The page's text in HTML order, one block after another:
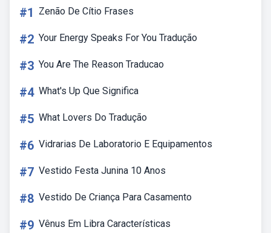
#1 Zenão De Cítio Frases
#2 Your Energy Speaks For You Tradução
#3 You Are The Reason Traducao
#4 What's Up Que Significa
#5 What Lovers Do Tradução
#6 Vidrarias De Laboratorio E Equipamentos
#7 Vestido Festa Junina 10 Anos
#8 Vestido De Criança Para Casamento
#9 Vênus Em Libra Características